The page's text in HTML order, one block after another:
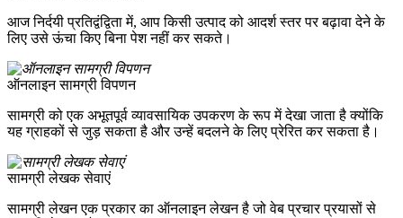
आज निर्दयी प्रतिद्वंद्विता में, आप किसी उत्पाद को आदर्श स्तर पर बढ़ावा देने के
लिए उसे ऊंचा किए बिना पेश नहीं कर सकते।
ऑनलाइन सामग्री विपणन
सामग्री को एक अभूतपूर्व व्यावसायिक उपकरण के रूप में देखा जाता है क्योंकि
यह ग्राहकों से जुड़ सकता है और उन्हें बदलने के लिए प्रेरित कर सकता है।
सामग्री लेखक सेवाएं
सामग्री लेखन एक प्रकार का ऑनलाइन लेखन है जो वेब प्रचार प्रयासों से